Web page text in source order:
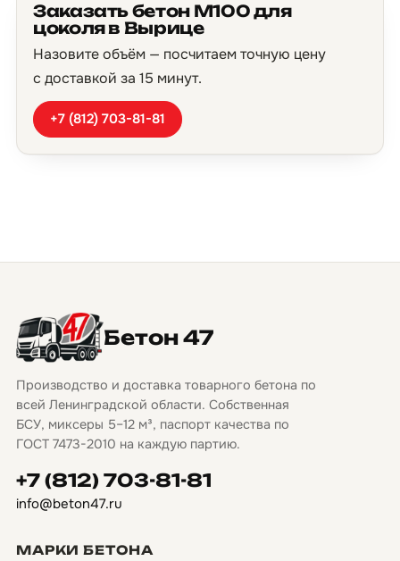
Заказать бетон М100 для
цоколя в Вырице
Назовите объём — посчитаем точную цену
с доставкой за 15 минут.
+7 (812) 703-81-81
Бетон 47
Производство и доставка товарного бетона по
всей Ленинградской области. Собственная
БСУ, миксеры 5–12 м³, паспорт качества по
ГОСТ 7473-2010 на каждую партию.
+7 (812) 703-81-81
info@beton47.ru
МАРКИ БЕТОНА